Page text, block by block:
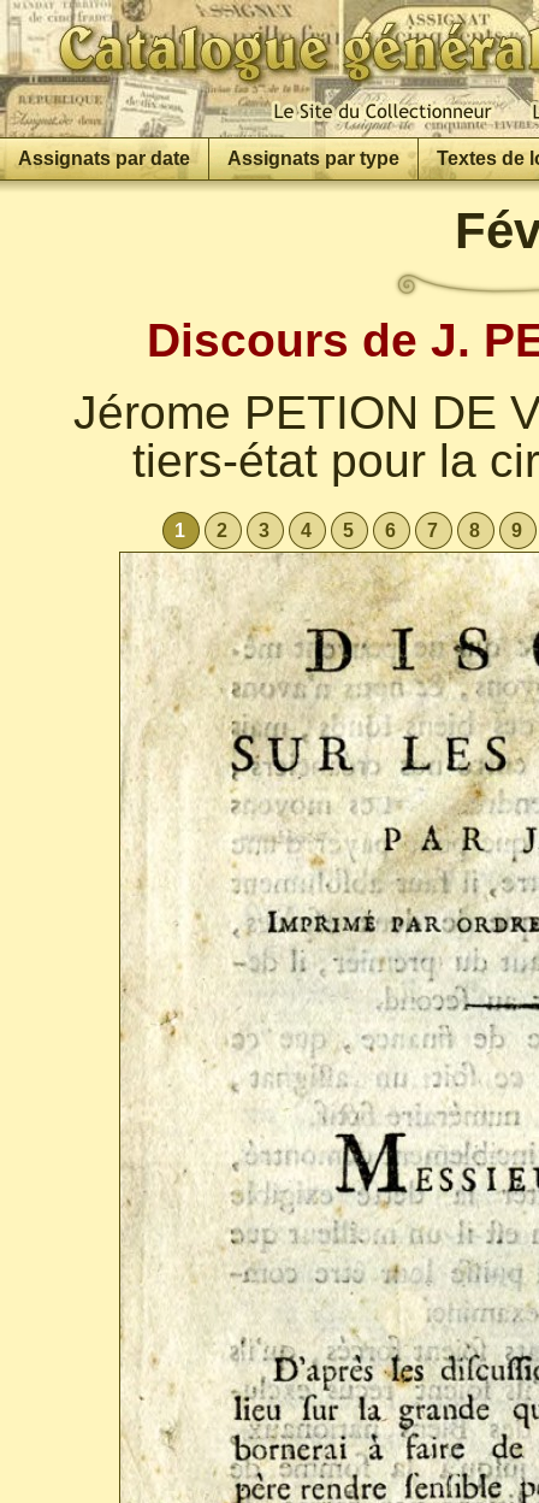
Assignats par date Assignats par type Textes de
Discours de J.
Jérome PETION DE
tiers-état pour la
1 2 3 4 5 6 7 8 9